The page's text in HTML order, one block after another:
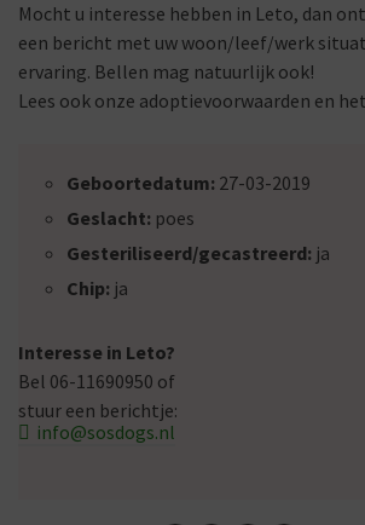
Mocht u interesse hebben in Leto, dan
een bericht met uw woon/leef/werk
ervaring. Bellen mag natuurlijk ook!
Lees ook onze adoptievoorwaarden en het
Geboortedatum: 27-03-2019
Geslacht: poes
Gesteriliseerd/gecastreerd: ja
Chip: ja
Interesse in Leto?
Bel 06-11690950 of
stuur een berichtje:
info@sosdogs.nl